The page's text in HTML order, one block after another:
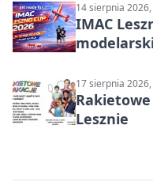
14 sierpnia
IMAC
17 sierpnia
Lesznie